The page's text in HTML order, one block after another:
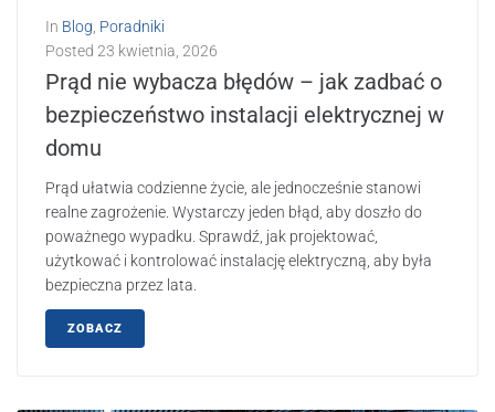
In Blog Poradniki
Posted 23 kwietnia, 2026
Prąd nie wybacza błędów – jak zadbać o
bezpieczeństwo instalacji elektrycznej w
domu
Prąd ułatwia codzienne życie, ale jednocześnie stanowi
realne zagrożenie. Wystarczy jeden błąd, aby doszło do
poważnego wypadku. Sprawdź, jak projektować,
użytkować i kontrolować instalację elektryczną, aby była
bezpieczna przez lata.
ZOBACZ